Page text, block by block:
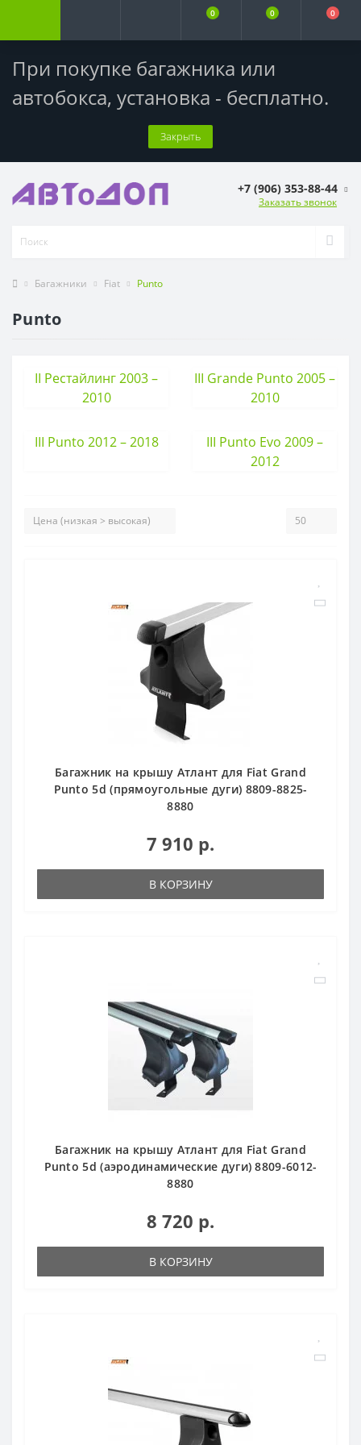
При покупке багажника или
автобокса, установка - бесплатно.
Закрыть
0 0 0
+7 (906) 353-88-44
Заказать звонок
Багажники Fiat Punto
Punto
II Рестайлинг 2003 –
2010
III Grande Punto 2005 –
2010
III Punto 2012 – 2018
III Punto Evo 2009 –
2012
Багажник на крышу Атлант для Fiat Grand
Punto 5d (прямоугольные дуги) 8809-8825-
8880
7 910 р.
В КОРЗИНУ
Багажник на крышу Атлант для Fiat Grand
Punto 5d (аэродинамические дуги) 8809-6012-
8880
8 720 р.
В КОРЗИНУ